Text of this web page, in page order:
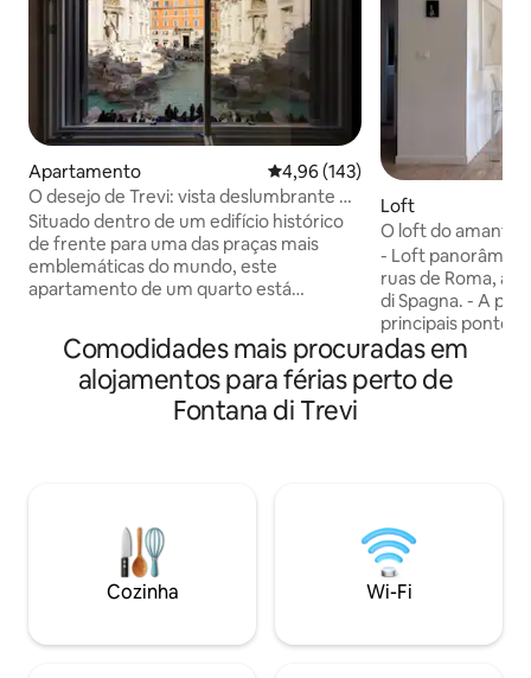
Apartamento Classificação média de 4,96 em
4,96 (143)
O desejo de Trevi: vista deslumbrante da
Fonte de Trevi
Situado dentro de um edifício histórico
de frente para uma das praças mais
emblemáticas do mundo, este
apartamento de um quarto está
comodidades modernas e um pátio
invejável, perfeito para jantares ao ar
livre. Ideal para casais ou famílias
pequenas, o apartamento dispõe de
sistema de ar condicionado de alto nível
mergulhar na atmosfera animada do
centro da cidade.
Loft
O loft do amante
- Loft
ruas de Roma, a
di Spagna. - A poucos passos dos
principais pontos
Extremamente
conectado a
de transporte. -
para bagagem. -
contratar um
e volta para o
Comodidades mais procuradas em
alojamentos para férias perto de
Fontana di Trevi
Cozinha Wi-Fi